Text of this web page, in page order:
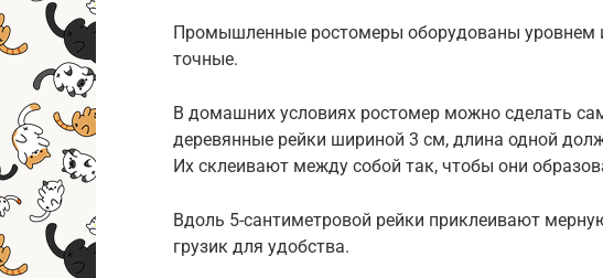
Промышленные ростомеры оборудованы уровнем
точные.
В домашних условиях ростомер можно сделать
деревянные рейки шириной 3 см, длина одной
Их склеивают между собой так, чтобы они
Вдоль 5-сантиметровой рейки приклеивают
грузик для удобства.